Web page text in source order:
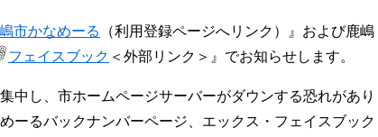
市かなめーる
（利用登録ページへリンク）』および鹿嶋
フェイスブック ＜外部リンク＞ 』でお知らせします。
中し、市ホームページサーバーがダウンする恐れがあり
ーるバックナンバーページ、エックス・フェイスブック